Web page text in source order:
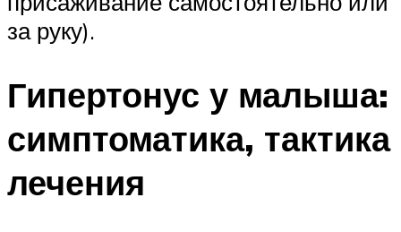
за руку).
Гипертонус у малыша:
симптоматика, тактика
лечения